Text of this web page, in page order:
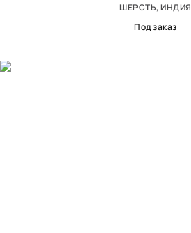
ШЕРСТЬ, ИНДИЯ
Под заказ